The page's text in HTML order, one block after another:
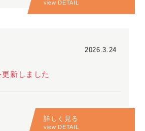
view DETAIL
新しました
2026.3.24
詳しく見る
view DETAIL